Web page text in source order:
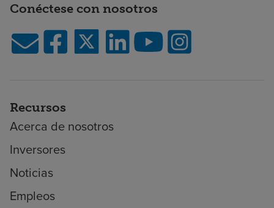
Conéctese con nosotros
Recursos
Acerca de nosotros
Inversores
Noticias
Empleos